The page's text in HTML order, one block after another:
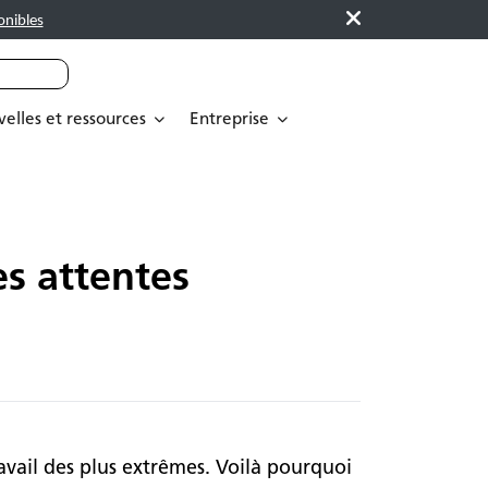
et ressources Entreprise
attentes
des plus extrêmes. Voilà pourquoi